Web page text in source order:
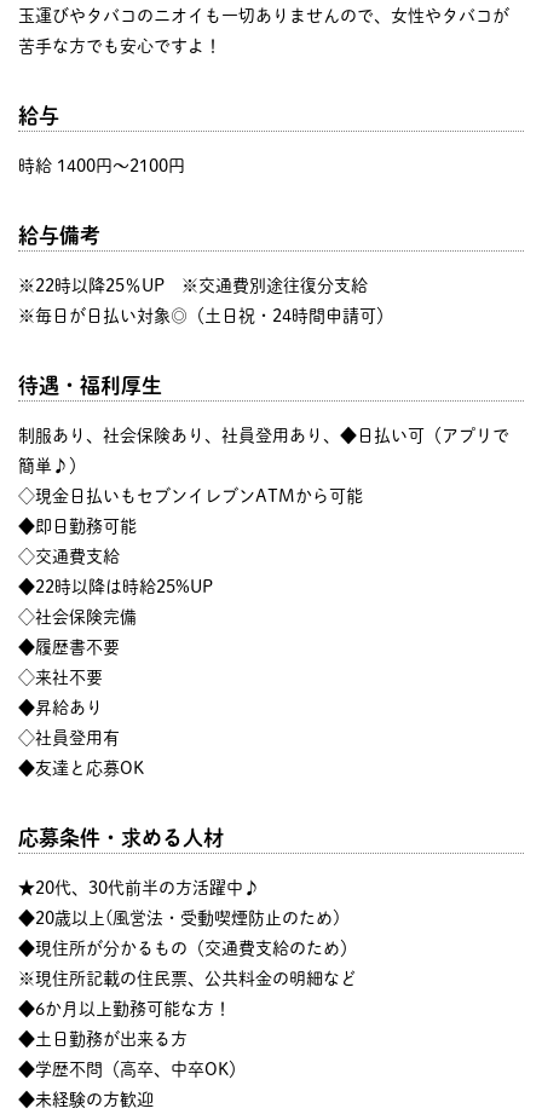
玉運びやタバコのニオイも一切ありませんので、女性やタバコが
苦手な方でも安心ですよ！
給与
時給 1400円〜2100円
給与備考
※22時以降25％UP ※交通費別途往復分支給
※毎日が日払い対象◎（土日祝・24時間申請可）
待遇・福利厚生
制服あり、社会保険あり、社員登用あり、◆日払い可（アプリで
簡単♪）
◇現金日払いもセブンイレブンATMから可能
◆即日勤務可能
◇交通費支給
◆22時以降は時給25%UP
◇社会保険完備
◆履歴書不要
◇来社不要
◆昇給あり
◇社員登用有
◆友達と応募OK
応募条件・求める人材
★20代、30代前半の方活躍中♪
◆20歳以上(風営法・受動喫煙防止のため)
◆現住所が分かるもの（交通費支給のため）
※現住所記載の住民票、公共料金の明細など
◆6か月以上勤務可能な方！
◆土日勤務が出来る方
◆学歴不問（高卒、中卒OK）
◆未経験の方歓迎